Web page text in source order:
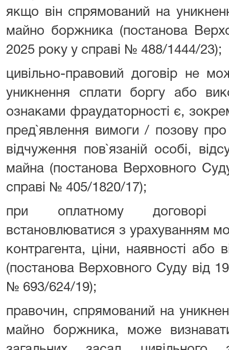
якщо він спрямований на
майно боржника (постанова
2025 року у справі № 488/1444/23);
цивільно-правовий договір не
уникнення сплати боргу або
ознаками фраудаторності є,
пред`явлення вимоги / позову про
відчуження пов`язаній особі,
майна (постанова Верховного
справі № 405/1820/17);
при оплатному договорі
встановлюватися з урахуванням
контрагента, ціни, наявності або
(постанова Верховного Суду від
№ 693/624/19);
правочин, спрямований на
майно боржника, може